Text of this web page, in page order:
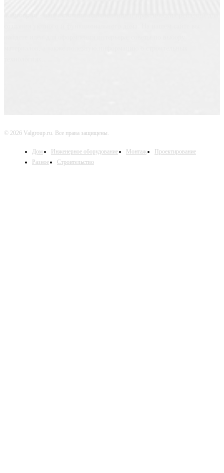
© 2026 Valgroup.ru. Все права защищены.
Дом Инженерное оборудование Монтаж
Проектирование
Разное
Строительство